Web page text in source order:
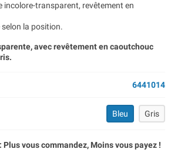
incolore-transparent, revêtement en
la position.
avec revêtement en caoutchouc
6441014
Bleu Gris
vous commandez, Moins vous payez !